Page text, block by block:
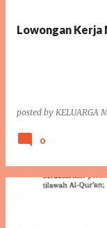
Lowongan Kerja
posted by KELUARGA
0